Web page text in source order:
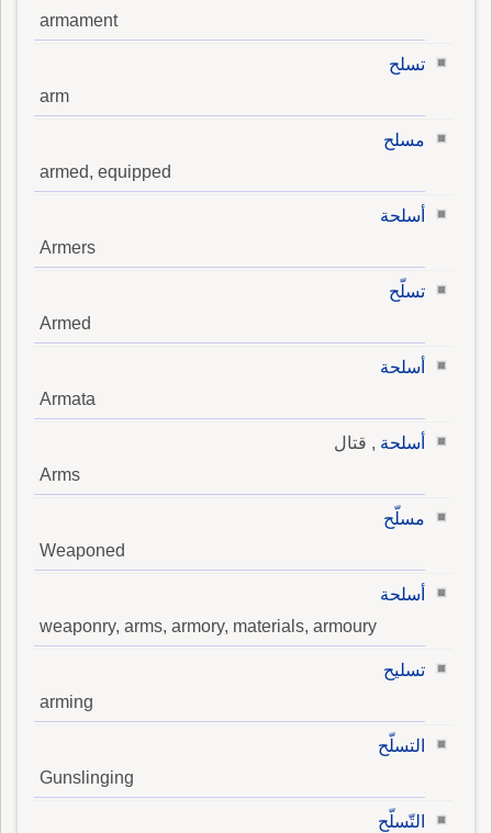
armament
تسلح
arm
مسلح
armed, equipped
أسلحة
Armers
تسلّح
Armed
أسلحة
Armata
أسلحة , قتال
Arms
مسلّح
Weaponed
أسلحة
weaponry, arms, armory, materials, armoury
تسليح
arming
التسلّح
Gunslinging
التّسلّح